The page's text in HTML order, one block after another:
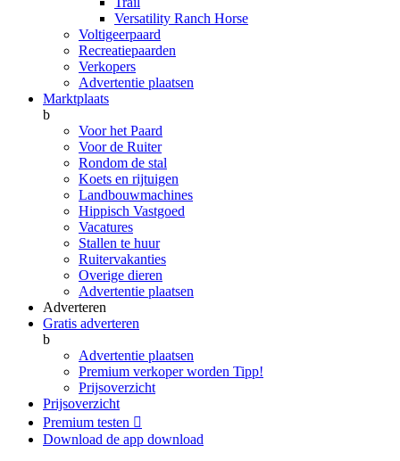
Versatility Ranch Horse
Voltigeerpaard
Recreatiepaarden
Verkopers
Advertentie plaatsen
Marktplaats
b
Voor het Paard
Voor de Ruiter
Rondom de stal
Koets en rijtuigen
Landbouwmachines
Hippisch Vastgoed
Vacatures
Stallen te huur
Ruitervakanties
Overige dieren
Advertentie plaatsen
Adverteren
Gratis adverteren
b
Advertentie plaatsen
Premium verkoper worden Tipp!
Prijsoverzicht
Prijsoverzicht
Premium testen 
Download de app download